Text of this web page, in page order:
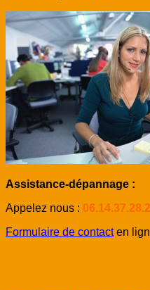
Assistance-dépannage :
Appelez nous :
Formulaire de contacten